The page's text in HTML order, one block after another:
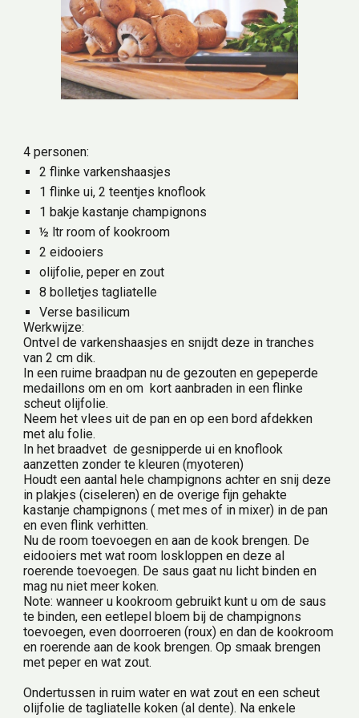
4 personen:
2 flinke varkenshaasjes
1 flinke ui, 2 teentjes knoflook
½ ltr room of kookroom
2 eidooiers
olijfolie, peper en zout
8 bolletjes tagliatelle
Verse basilicum
Werkwijze:
Ontvel de varkenshaasjes en snijdt deze in tranches
van 2 cm dik.
In een ruime braadpan nu de gezouten en gepeperde
medaillons om en om  kort aanbraden in een flinke
scheut olijfolie.
Neem het vlees uit de pan en op een bord afdekken
met alu folie.
In het braadvet  de gesnipperde ui en knoflook
aanzetten zonder te kleuren (myoteren)
Houdt een aantal hele champignons achter en snij deze
in plakjes (ciseleren) en de overige fijn gehakte
kastanje champignons ( met mes of in mixer) in de pan
en even flink verhitten.
Nu de room toevoegen en aan de kook brengen. De
eidooiers met wat room loskloppen en deze al
roerende toevoegen. De saus gaat nu licht binden en
mag nu niet meer koken.
Note: wanneer u kookroom gebruikt kunt u om de saus
te binden, een eetlepel bloem bij de champignons
toevoegen, even doorroeren (roux) en dan de kookroom
en roerende aan de kook brengen. Op smaak brengen
met peper en wat zout.
Ondertussen in ruim water en wat zout en een scheut
olijfolie de tagliatelle koken (al dente). Na enkele